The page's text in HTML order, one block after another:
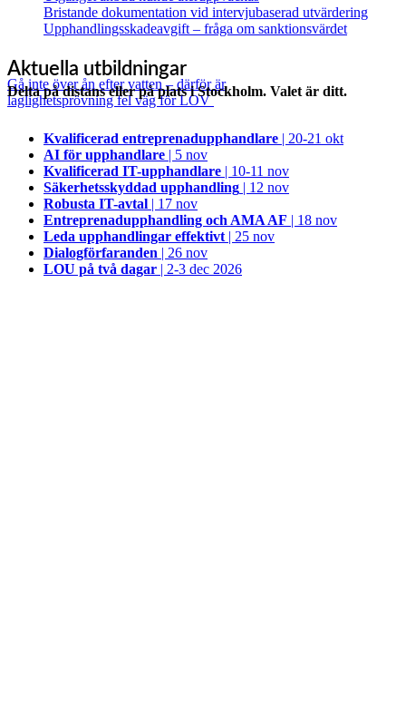
Gå inte över ån efter vatten – därför är
laglighetsprövning fel väg för LOV
Bristande dokumentation vid intervjubaserad utvärdering
Upphandlingsskadeavgift – fråga om sanktionsvärdet
Aktuella utbildningar
Delta på distans eller på plats i Stockholm. Valet är ditt.
Kvalificerad entreprenad­upphandlare | 20-21 okt
AI för upphandlare | 5 nov
Kvalificerad IT-upphandlare | 10-11 nov
Säkerhetsskyddad upphandling | 12 nov
Robusta IT-avtal | 17 nov
Entreprenadupphandling och AMA AF | 18 nov
Leda upphandlingar effektivt | 25 nov
Dialogförfaranden | 26 nov
LOU på två dagar | 2-3 dec 2026